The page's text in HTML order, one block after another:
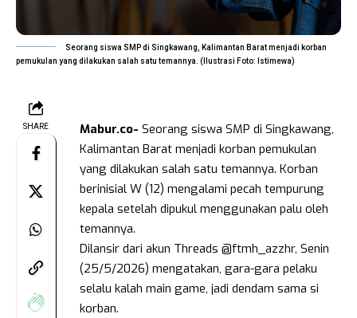
Seorang siswa SMP di Singkawang, Kalimantan Barat menjadi korban
pemukulan yang dilakukan salah satu temannya. (Ilustrasi Foto: Istimewa)
SHARE Mabur.co- Seorang siswa SMP di Singkawang,
Kalimantan Barat menjadi korban pemukulan
yang dilakukan salah satu temannya. Korban
berinisial W (12) mengalami pecah tempurung
kepala setelah dipukul menggunakan palu oleh
temannya.
Dilansir dari akun Threads @ftmh_azzhr, Senin
(25/5/2026) mengatakan, gara-gara pelaku
selalu kalah main game, jadi dendam sama si
korban.